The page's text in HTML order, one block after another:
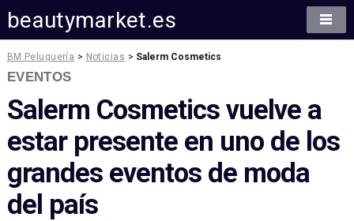
beautymarket.es
BM Peluquería > Noticias > Salerm Cosmetics
EVENTOS
Salerm Cosmetics vuelve a
estar presente en uno de los
grandes eventos de moda
del país